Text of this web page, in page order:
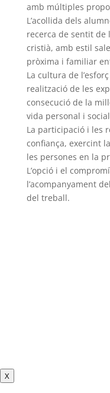
amb múltiples
L’acollida dels
recerca de sentit de
cristià, amb estil
pròxima i familiar
La cultura de
realització de les
consecució de la
vida personal i
La participació i les
confiança, exercint
les persones en la
L’opció i el
l’acompanyament
del treball.
X